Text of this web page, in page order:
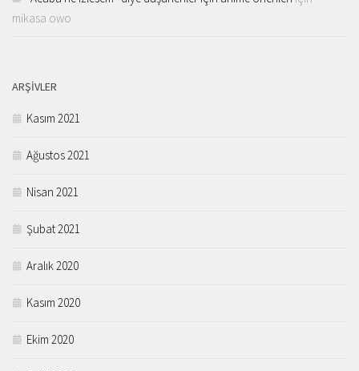
mikasa owo
ARŞIVLER
Kasım 2021
Ağustos 2021
Nisan 2021
Şubat 2021
Aralık 2020
Kasım 2020
Ekim 2020